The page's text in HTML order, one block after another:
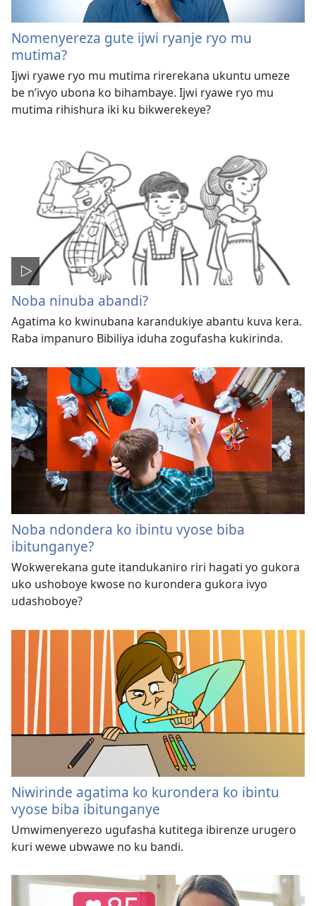
Nomenyereza gute ijwi ryanje ryo mu
mutima?
Ijwi ryawe ryo mu mutima rirerekana ukuntu umeze
be n’ivyo ubona ko bihambaye. Ijwi ryawe ryo mu
mutima rihishura iki ku bikwerekeye?
Noba ninuba abandi?
Agatima ko kwinubana karandukiye abantu kuva kera.
Raba impanuro Bibiliya iduha zogufasha kukirinda.
Noba ndondera ko ibintu vyose biba
ibitunganye?
Wokwerekana gute itandukaniro riri hagati yo gukora
uko ushoboye kwose no kurondera gukora ivyo
udashoboye?
Niwirinde agatima ko kurondera ko ibintu
vyose biba ibitunganye
Umwimenyerezo ugufasha kutitega ibirenze urugero
kuri wewe ubwawe no ku bandi.